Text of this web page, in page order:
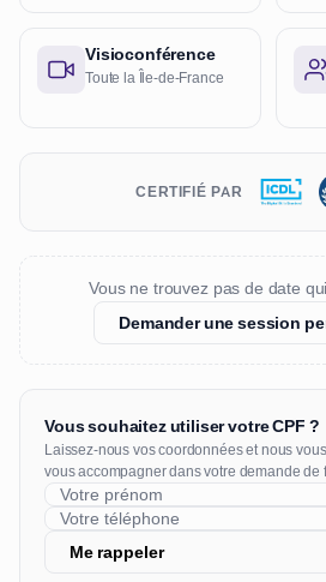
Visioconférence
Toute la Île-de-France
CERTIFIÉ PAR
Vous ne trouvez pas de date
Demander une session
Vous souhaitez utiliser votre CPF ?
Laissez-nous vos coordonnées et nous
vous accompagner dans votre demande de
Me rappeler